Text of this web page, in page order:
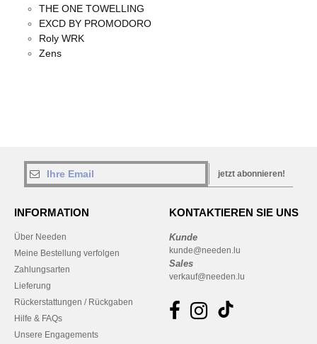
THE ONE TOWELLING
EXCD BY PROMODORO
Roly WRK
Zens
jetzt abonnieren!
INFORMATION
Über Needen
Meine Bestellung verfolgen
Zahlungsarten
Lieferung
Rückerstattungen / Rückgaben
Hilfe & FAQs
Unsere Engagements
KONTAKTIEREN SIE UNS
Kunde
kunde@needen.lu
Sales
verkauf@needen.lu